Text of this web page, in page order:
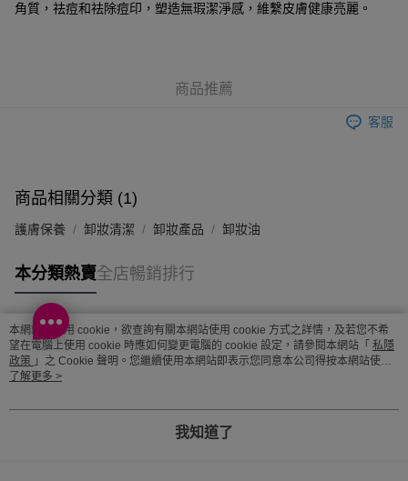
送貨方式
順豐站及營業點 - 確認發貨後1-3個工作天送達
每筆HK$65.00，滿HK$300.00或以上免運費
(香港門市) 只顯示可選門市。確認發貨後2-5個工作天到店，3天內
每筆HK$20.00，滿HK$100.00或以上免運費
(澳門門市) 只顯示可選門市。確認發貨後2-5個工作天到店，3天內
取。逾期會取消訂單，並不會安排重寄
每筆HK$20.00，滿HK$100.00或以上免運費
角質，祛痘和祛除痘印，塑造無瑕潔淨感，維繫皮膚健康亮麗。
商品推薦
客服
商品相關分類 (1)
護膚保養 卸妝清潔 卸妝產品 卸妝油
本分類熱賣全店暢銷排行
熱門標籤
熱銷排行
本網站中使用 cookie，欲查詢有關本網站使用 cookie 方式之詳情，及若您不希
望在電腦上使用 cookie 時應如何變更電腦的 cookie 設定，請參閱本網站「 私隱
政策 」之 Cookie 聲明。您繼續使用本網站即表示您同意本公司得按本網站使用
條款之 Cookie 聲明使用 cookie。
了解更多 >
我知道了